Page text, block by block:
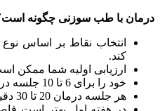
درمان با طب سوزنی چگونه
انتخاب نقاط بر اساس
کند.
ارزیابی اولیه شما ممکن است تا 30 دقیقه
خود را برای 6 تا 10 جلسه درمان منظم آماده کنید.
هر جلسه درمان 20 تا 30 دقیقه طول می ­کشد.